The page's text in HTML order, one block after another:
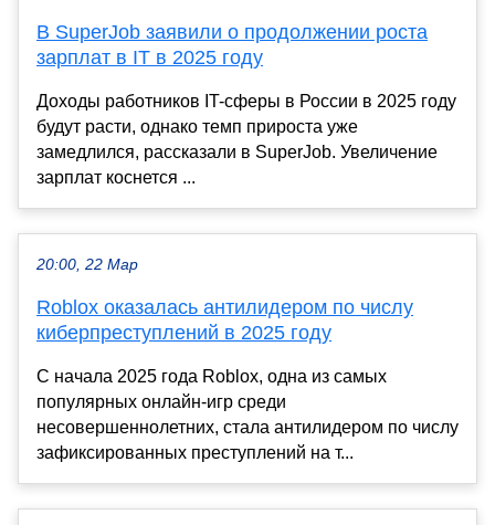
В SuperJob заявили о продолжении роста
зарплат в IT в 2025 году
Доходы работников IT-сферы в России в 2025 году
будут расти, однако темп прироста уже
замедлился, рассказали в SuperJob. Увеличение
зарплат коснется ...
20:00, 22 Мар
Roblox оказалась антилидером по числу
киберпреступлений в 2025 году
С начала 2025 года Roblox, одна из самых
популярных онлайн-игр среди
несовершеннолетних, стала антилидером по числу
зафиксированных преступлений на т...